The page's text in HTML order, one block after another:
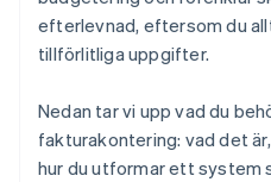
efterlevnad, eftersom du
tillförlitliga uppgifter.
Nedan tar vi upp vad du
fakturakontering: vad det
hur du utformar ett system